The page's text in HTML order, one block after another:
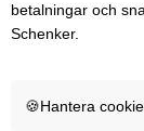
betalningar och
Schenker.
🍪Hantera